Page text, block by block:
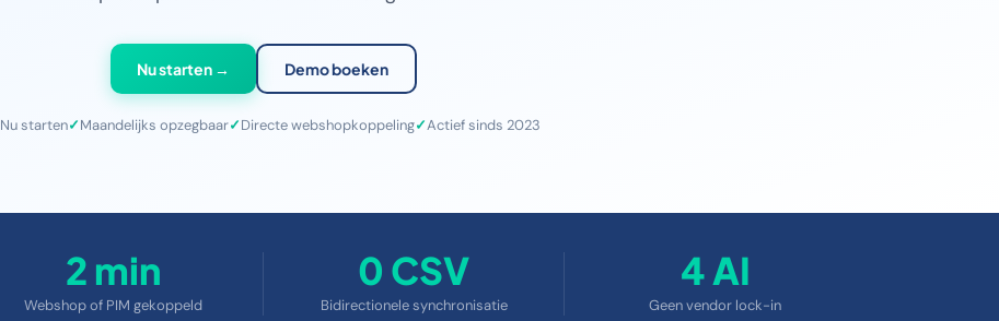
Nu starten → Demo boeken
Nu starten Maandelijks opzegbaar Directe webshopkoppeling Actief sinds 2023
2 min
Webshop of PIM gekoppeld
0 CSV
Bidirectionele synchronisatie
4 AI
Geen vendor lock-in